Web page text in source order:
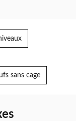
sans cage